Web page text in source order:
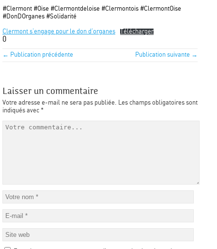
#Clermont #Oise #Clermontdeloise #Clermontois #ClermontOise
#DonDOrganes #Solidarité
Clermont s’engage pour le don d’organes Télécharger
0
← Publication précédente Publication suivante →
Laisser un commentaire
Votre adresse e-mail ne sera pas publiée. Les champs obligatoires sont
indiqués avec *